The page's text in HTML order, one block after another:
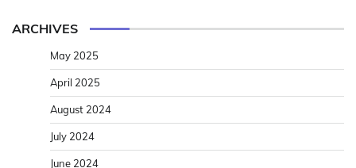
ARCHIVES
May 2025
April 2025
August 2024
July 2024
June 2024